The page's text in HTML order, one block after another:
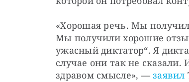
«Хорошая речь. Мы
Мы получили хорошие
ужасный диктатор“. Я
случае они так не
здравом смысле», — заявил